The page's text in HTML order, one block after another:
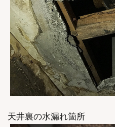
天井裏の水漏れ箇所